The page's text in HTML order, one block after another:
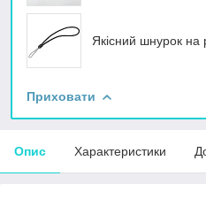
Якісний шнурок
Приховати
Опис Характеристики